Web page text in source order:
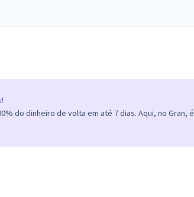
do dinheiro de volta em até 7 dias. Aqui, no Gran, é